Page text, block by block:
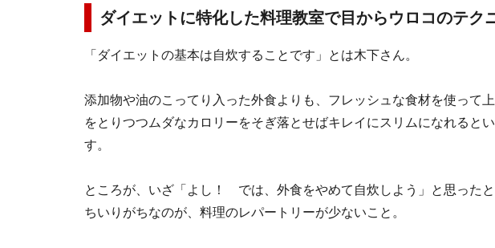
ダイエットに特化した料理教室で目からウロコのテク
「ダイエットの基本は自炊することです」とは木下さん。
添加物や油のこってり入った外食よりも、フレッシュな食材を使って
をとりつつムダなカロリーをそぎ落とせばキレイにスリムになれると
す。
ところが、いざ「よし！ では、外食をやめて自炊しよう」と思った
ちいりがちなのが、料理のレパートリーが少ないこと。